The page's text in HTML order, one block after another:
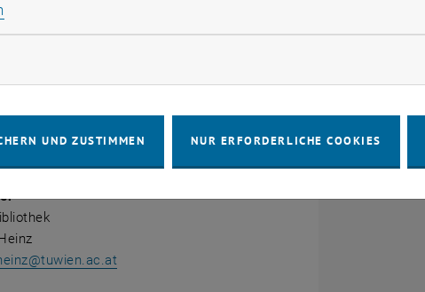
KALENDEREINTRAG
Details
Cookies zulassen
UND ZUSTIMMEN NUR ERFORDERLICHE COOKIES